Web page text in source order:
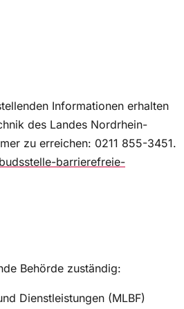
Informationen erhalten
des Landes Nordrhein-
zu erreichen: 0211 855-3451.
barrierefreie-
Behörde zuständig:
Dienstleistungen (MLBF)